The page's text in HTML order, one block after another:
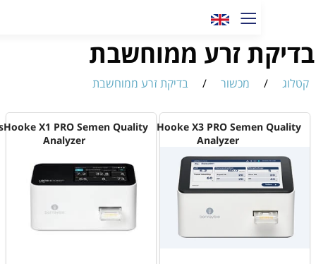
זרע ממוחשבת
/ מכשור / בדיקת זרע ממוחשבת
LensHooke X3 PRO Semen
Analyzer
LensHooke X1 PRO Semen Quality
Analyzer